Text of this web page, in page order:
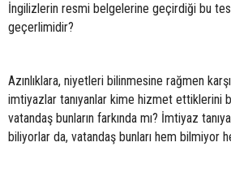
İngilizlerin resmi belgelerine geçirdiği bu
geçerlimidir?
Azınlıklara, niyetleri bilinmesine rağmen
imtiyazlar tanıyanlar kime hizmet ettiklerini
vatandaş bunların farkında mı? İmtiyaz
biliyorlar da, vatandaş bunları hem bilmiyor